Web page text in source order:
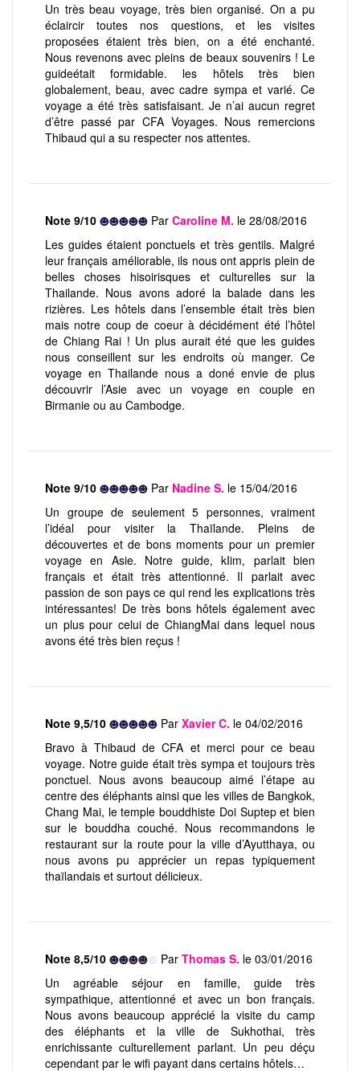
Un très beau voyage, très bien organisé. On a pu
éclaircir toutes nos questions, et les visites
proposées étaient très bien, on a été enchanté.
Nous revenons avec pleins de beaux souvenirs ! Le
guideétait formidable. les hôtels très bien
globalement, beau, avec cadre sympa et varié. Ce
voyage a été très satisfaisant. Je n’ai aucun regret
d’être passé par CFA Voyages. Nous remercions
Thibaud qui a su respecter nos attentes.
Note 9/10 Par Caroline M. le 28/08/2016
Les guides étaient ponctuels et très gentils. Malgré
leur français améliorable, ils nous ont appris plein de
belles choses hisoirisques et culturelles sur la
Thailande. Nous avons adoré la balade dans les
rizières. Les hôtels dans l’ensemble était très bien
mais notre coup de coeur à décidément été l’hôtel
de Chiang Rai ! Un plus aurait été que les guides
nous conseillent sur les endroits où manger. Ce
voyage en Thailande nous a doné envie de plus
découvrir l’Asie avec un voyage en couple en
Birmanie ou au Cambodge.
Note 9/10 Par Nadine S. le 15/04/2016
Un groupe de seulement 5 personnes, vraiment
l’idéal pour visiter la Thaïlande. Pleins de
découvertes et de bons moments pour un premier
voyage en Asie. Notre guide, kIim, parlait bien
français et était très attentionné. Il parlait avec
passion de son pays ce qui rend les explications très
intéressantes! De très bons hôtels également avec
un plus pour celui de ChiangMai dans lequel nous
avons été très bien reçus !
Note 9,5/10 Par Xavier C. le 04/02/2016
Bravo à Thibaud de CFA et merci pour ce beau
voyage. Notre guide était très sympa et toujours très
ponctuel. Nous avons beaucoup aimé l’étape au
centre des éléphants ainsi que les villes de Bangkok,
Chang Mai, le temple bouddhiste Doi Suptep et bien
sur le bouddha couché. Nous recommandons le
restaurant sur la route pour la ville d’Ayutthaya, ou
nous avons pu apprécier un repas typiquement
thaïlandais et surtout délicieux.
Note 8,5/10 Par Thomas S. le 03/01/2016
Un agréable séjour en famille, guide très
sympathique, attentionné et avec un bon français.
Nous avons beaucoup apprécié la visite du camp
des éléphants et la ville de Sukhothai, très
enrichissante culturellement parlant. Un peu déçu
cependant par le wifi payant dans certains hôtels…